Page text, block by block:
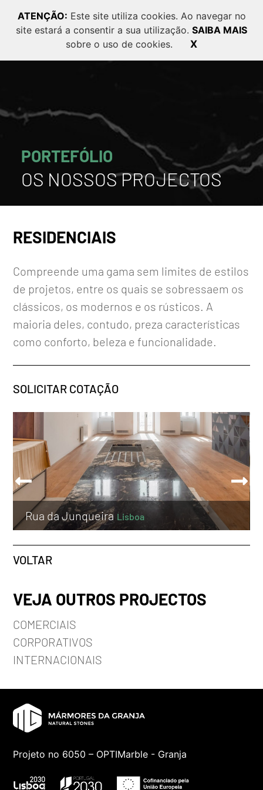
ATENÇÃO: Este site utiliza cookies. Ao navegar no
site estará a consentir a sua utilização. SAIBA MAIS
sobre o uso de cookies.
X
PT EN FR
PORTEFÓLIO
OS NOSSOS PROJECTOS
RESIDENCIAIS
Compreende uma gama sem limites de estilos
de projetos, entre os quais se sobressaem os
clássicos, os modernos e os rústicos. A
maioria deles, contudo, preza características
como conforto, beleza e funcionalidade.
SOLICITAR COTAÇÃO
Rua da Junqueira Lisboa
VOLTAR
VEJA OUTROS PROJECTOS
COMERCIAIS
CORPORATIVOS
INTERNACIONAIS
Projeto no 6050 – OPTIMarble - Granja